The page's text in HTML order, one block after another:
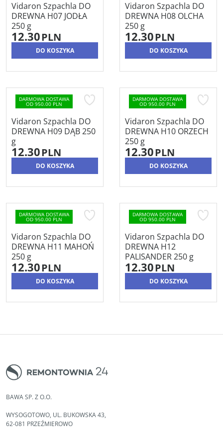
Vidaron Szpachla DO
DREWNA H07 JODŁA
250 g
12.30PLN
DO KOSZYKA
Vidaron Szpachla DO
DREWNA H08 OLCHA
250 g
12.30PLN
DO KOSZYKA
DARMOWA DOSTAWA
OD 950.00 PLN
Vidaron Szpachla DO
DREWNA H09 DĄB 250
g
12.30PLN
DO KOSZYKA
DARMOWA DOSTAWA
OD 950.00 PLN
Vidaron Szpachla DO
DREWNA H10 ORZECH
250 g
12.30PLN
DO KOSZYKA
DARMOWA DOSTAWA
OD 950.00 PLN
Vidaron Szpachla DO
DREWNA H11 MAHOŃ
250 g
12.30PLN
DO KOSZYKA
DARMOWA DOSTAWA
OD 950.00 PLN
Vidaron Szpachla DO
DREWNA H12
PALISANDER 250 g
12.30PLN
DO KOSZYKA
BAWA SP. Z O.O.
WYSOGOTOWO, UL. BUKOWSKA 43,
62-081 PRZEŹMIEROWO